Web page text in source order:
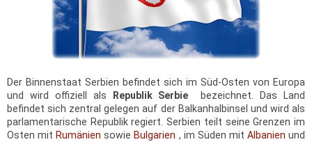
Der Binnenstaat Serbien befindet sich im Süd-Osten von Europa
und wird offiziell als
Republik Serbie
bezeichnet. Das Land
befindet sich zentral gelegen auf der Balkanhalbinsel und wird als
parlamentarische Republik regiert. Serbien teilt seine Grenzen im
Osten mit Rumäniensowie Bulgarien , im Süden mit Albanienund